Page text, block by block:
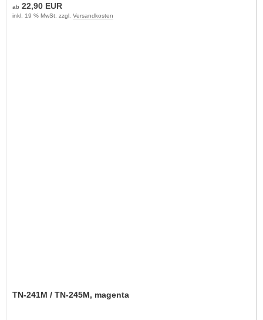
ab 22,90 EUR
inkl. 19 % MwSt. zzgl. Versandkosten
TN-241M / TN-245M, magenta